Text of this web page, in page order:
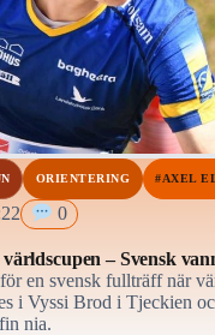
ORIENTERING #AXEL
0
– Svensk
en svensk fullträff när
i Vyssi Brod i Tjeckien
nia.